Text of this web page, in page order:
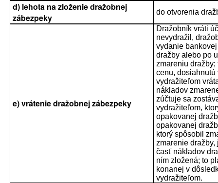
d) lehota na zloženie dražobnej
zábezpeky
do otvorenia
e) vrátenie dražobnej zábezpeky
Dražobník vráti
nevydražil,
vydanie
dražby alebo po
zmareniu
cenu,
vydražiteľom
nákladov
zúčtuje sa
vydražiteľom,
opakovanej
opakovanej
ktorý spôsobil
zmarenie
časť nákladov
ním zložená; to
konanej v
vydražiteľom.